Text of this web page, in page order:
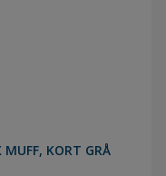
KORT GRÅ